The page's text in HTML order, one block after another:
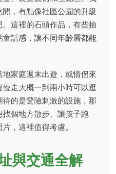
，有點像社區公園的升級
這裡的石頭作品，有些抽
話感，讓不同年齡層都能
家庭週末出遊，或情侶來
走大概一到兩小時可以逛
的是驚險刺激的設施，那
個地方散步、讓孩子跑
，這裡值得考慮。
與交通全解